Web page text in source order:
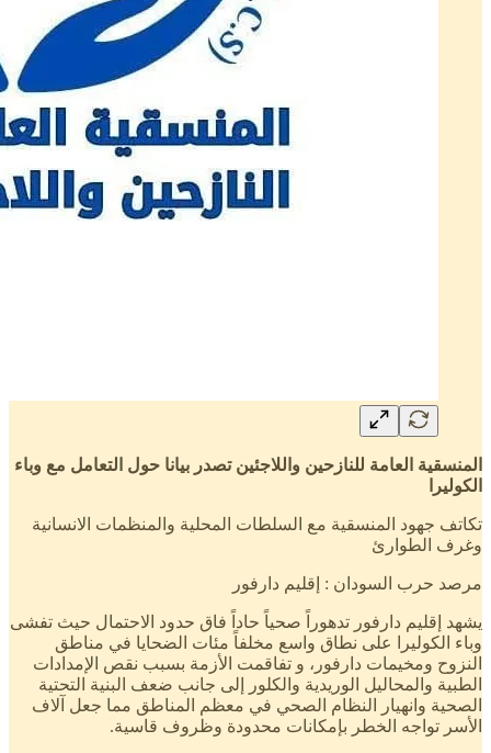
المنسقية العامة للنازحين واللاجئين تصدر بيانا حول التعامل مع وباء
الكوليرا
تكاتف جهود المنسقية مع السلطات المحلية والمنظمات الانسانية
وغرف الطوارئ
مرصد حرب السودان : إقليم دارفور
يشهد إقليم دارفور تدهوراً صحياً حاداً فاق حدود الاحتمال حيث تفشى
وباء الكوليرا على نطاق واسع مخلفاً مئات الضحايا في مناطق
النزوح ومخيمات دارفور، و تفاقمت الأزمة بسبب نقص الإمدادات
الطبية والمحاليل الوريدية والكلور إلى جانب ضعف البنية التحتية
الصحية وانهيار النظام الصحي في معظم المناطق مما جعل آلاف
الأسر تواجه الخطر بإمكانات محدودة وظروف قاسية.